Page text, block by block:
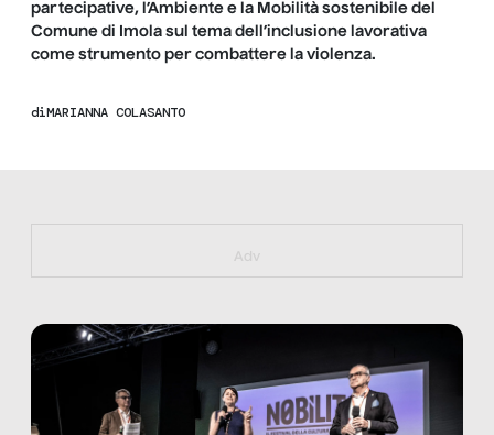
partecipative, l’Ambiente e la Mobilità sostenibile del
Comune di Imola sul tema dell’inclusione lavorativa
come strumento per combattere la violenza.
diMARIANNA COLASANTO
https://bit.ly/muster_aggiornamento
Adv